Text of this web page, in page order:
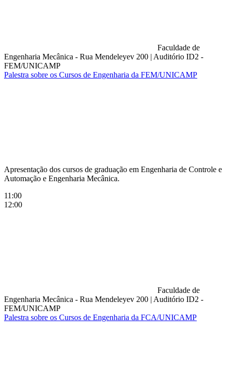
Faculdade de
Engenharia Mecânica - Rua Mendeleyev 200 | Auditório ID2 -
FEM/UNICAMP
Palestra sobre os Cursos de Engenharia da FEM/UNICAMP
Apresentação dos cursos de graduação em Engenharia de Controle e
Automação e Engenharia Mecânica.
11:00
12:00
Faculdade de
Engenharia Mecânica - Rua Mendeleyev 200 | Auditório ID2 -
FEM/UNICAMP
Palestra sobre os Cursos de Engenharia da FCA/UNICAMP